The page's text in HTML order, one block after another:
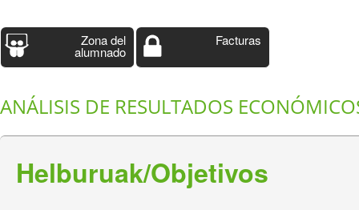
Zona del
alumnado
Facturas
ANÁLISIS DE RESULTADOS
Helburuak/Objetivos